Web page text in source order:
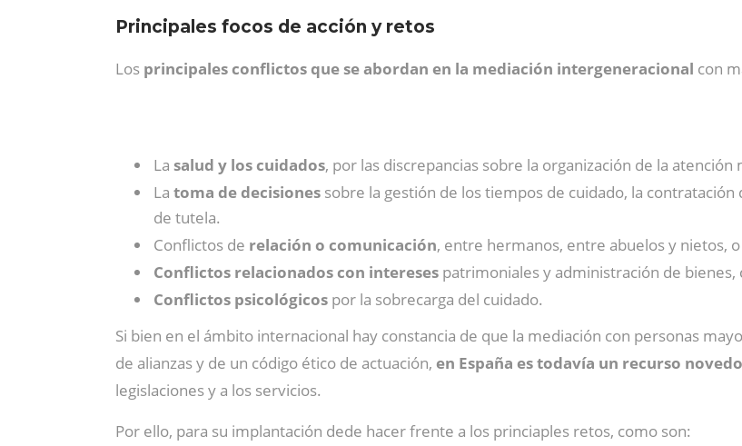
Principales focos de acción y retos
Los principales conflictos que se abordan en la mediación intergeneracional con
La salud y los cuidados, por las discrepancias sobre la organización de la
La toma de decisiones sobre la gestión de los tiempos de cuidado, la
de tutela.
Conflictos de relación o comunicación, entre hermanos, entre abuelos y nietos,
Conflictos relacionados con intereses patrimoniales y administración de
Conflictos psicológicos por la sobrecarga del cuidado.
Si bien en el ámbito internacional hay constancia de que la mediación con personas
de alianzas y de un código ético de actuación, en España es todavía un recurso
legislaciones y a los servicios.
Por ello, para su implantación dede hacer frente a los princiaples retos, como son: